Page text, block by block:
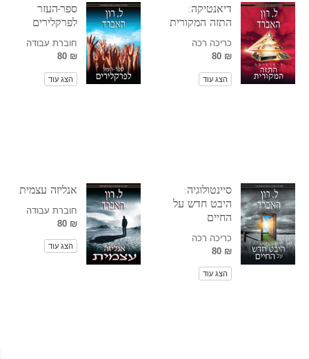
דיאנטיקה:
התזה המקורית
כריכה רכה
₪ 80
הצג עוד
ספר-העזר
לפרקלירים
חוברת עבודה
₪ 80
הצג עוד
סיינטולוגיה:
היבט חדש על
החיים
כריכה רכה
₪ 80
הצג עוד
אנליזה עצמית
חוברת עבודה
₪ 80
הצג עוד